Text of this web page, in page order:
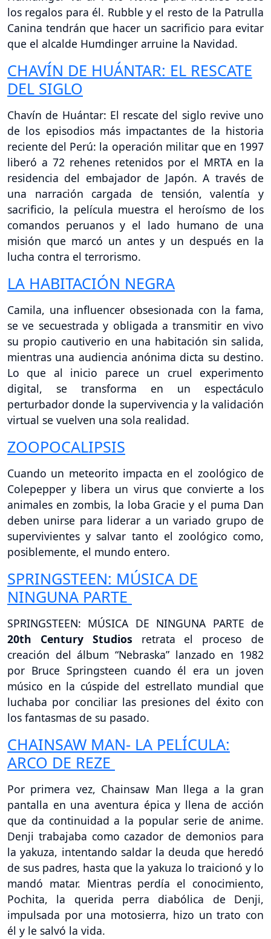
los regalos para él. Rubble y el resto de la Patrulla
Canina tendrán que hacer un sacrificio para evitar
que el alcalde Humdinger arruine la Navidad.
CHAVÍN DE HUÁNTAR: EL RESCATE
DEL SIGLO
Chavín de Huántar: El rescate del siglo revive uno
de los episodios más impactantes de la historia
reciente del Perú: la operación militar que en 1997
liberó a 72 rehenes retenidos por el MRTA en la
residencia del embajador de Japón. A través de
una narración cargada de tensión, valentía y
sacrificio, la película muestra el heroísmo de los
comandos peruanos y el lado humano de una
misión que marcó un antes y un después en la
lucha contra el terrorismo.
LA HABITACIÓN NEGRA
Camila, una influencer obsesionada con la fama,
se ve secuestrada y obligada a transmitir en vivo
su propio cautiverio en una habitación sin salida,
mientras una audiencia anónima dicta su destino.
Lo que al inicio parece un cruel experimento
digital, se transforma en un espectáculo
perturbador donde la supervivencia y la validación
virtual se vuelven una sola realidad.
ZOOPOCALIPSIS
Cuando un meteorito impacta en el zoológico de
Colepepper y libera un virus que convierte a los
animales en zombis, la loba Gracie y el puma Dan
deben unirse para liderar a un variado grupo de
supervivientes y salvar tanto el zoológico como,
posiblemente, el mundo entero.
SPRINGSTEEN: MÚSICA DE
NINGUNA PARTE
SPRINGSTEEN: MÚSICA DE NINGUNA PARTE de
20th Century Studios retrata el proceso de
creación del álbum “Nebraska” lanzado en 1982
por Bruce Springsteen cuando él era un joven
músico en la cúspide del estrellato mundial que
luchaba por conciliar las presiones del éxito con
los fantasmas de su pasado.
CHAINSAW MAN- LA PELÍCULA:
ARCO DE REZE
Por primera vez, Chainsaw Man llega a la gran
pantalla en una aventura épica y llena de acción
que da continuidad a la popular serie de anime.
Denji trabajaba como cazador de demonios para
la yakuza, intentando saldar la deuda que heredó
de sus padres, hasta que la yakuza lo traicionó y lo
mandó matar. Mientras perdía el conocimiento,
Pochita, la querida perra diabólica de Denji,
impulsada por una motosierra, hizo un trato con
él y le salvó la vida.